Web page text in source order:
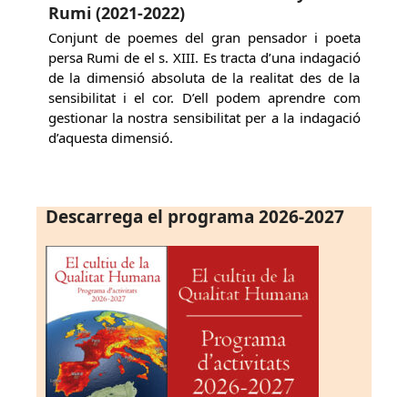
Rumi (2021-2022)
Conjunt de poemes del gran pensador i poeta
persa Rumi de el s. XIII. Es tracta d’una indagació
de la dimensió absoluta de la realitat des de la
sensibilitat i el cor. D’ell podem aprendre com
gestionar la nostra sensibilitat per a la indagació
d’aquesta dimensió.
Descarrega el programa 2026-2027